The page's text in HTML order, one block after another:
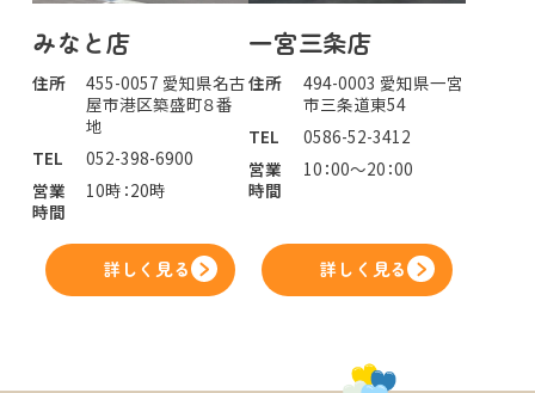
みなと店
住所
455-0057 愛知県名古
屋市港区築盛町８番
地
TEL
052-398-6900
営業
時間
10時：20時
詳しく見る
一宮三条店
住所
494-0003 愛知県一宮
市三条道東54
TEL
0586-52-3412
営業
時間
10：00～20：00
詳しく見る